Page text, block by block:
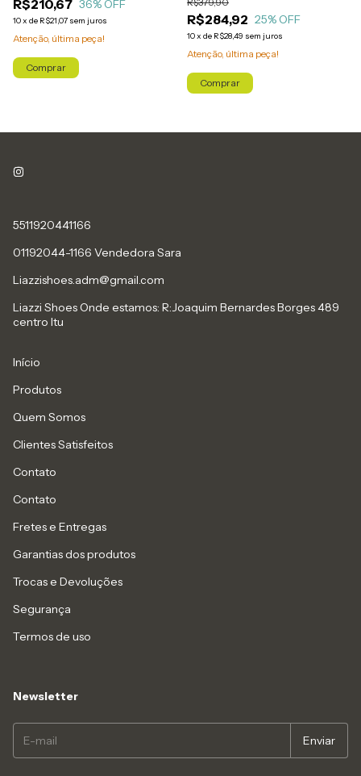
R$210,67 36% OFF
10x de R$21,07 sem juros
Atenção, última peça!
Comprar
R$284,92 25% OFF
10x de R$28,49 sem juros
Atenção, última peça!
Comprar
5511920441166
01192044-1166 Vendedora Sara
Liazzishoes.adm@gmail.com
Liazzi Shoes Onde estamos: R:Joaquim Bernardes Borges 489
centro Itu
Início
Produtos
Quem Somos
Clientes Satisfeitos
Contato
Contato
Fretes e Entregas
Garantias dos produtos
Trocas e Devoluções
Segurança
Termos de uso
Newsletter